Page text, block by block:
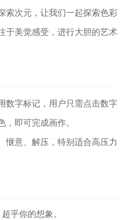
索次元，让我们一起探索色彩
于美觉感受，进行大胆的艺术
数字标记，用户只需点击数字
，即可完成画作。
惬意、解压，特别适合高压力
乎你的想象。